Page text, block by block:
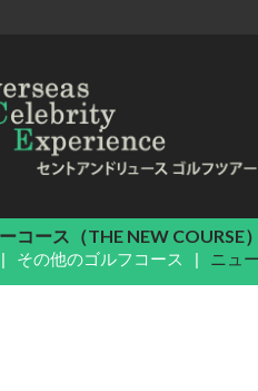
コース（THE NEW COURSE）
その他のゴルフコース ニュ